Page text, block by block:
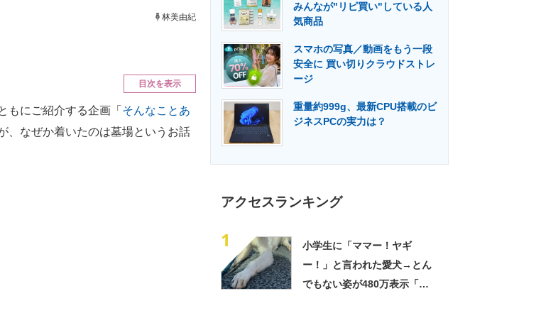
エネルギーの専門メディア 建設×テクノロジーの最前線
林美由紀
目次を表示
にご紹介する企画「 そんなことあ
、なぜか着いたのは墓場というお話
みんなが"リピ買い"している人
気商品
スマホの写真／動画をもう一段
安全に 買い切りクラウドストレ
ージ
重量約999g、最新CPU搭載のビ
ジネスPCの実力は？
アクセスランキング
1
小学生に「ママー！ヤギ
ー！」と言われた愛犬→とん
でもない姿が480万表示「ど